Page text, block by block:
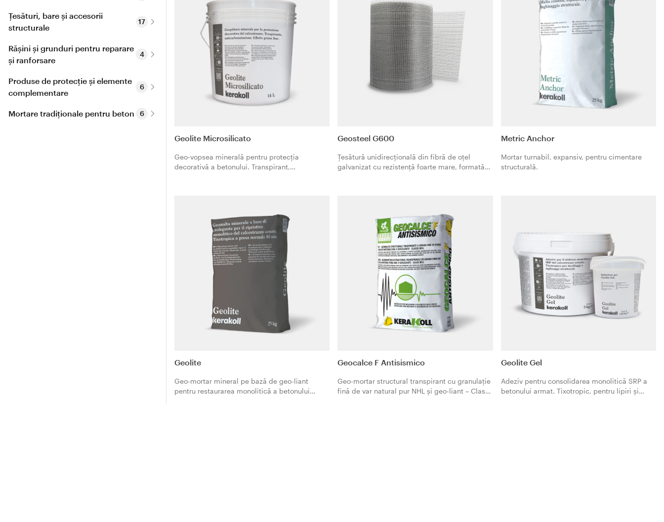
Țesături, bare și accesorii
structurale
17
Rășini și grunduri pentru reparare
și ranforsare
4
Produse de protecție și elemente
complementare
6
Mortare tradiționale pentru beton 6
Geolite Microsilicato
Geo-vopsea minerală pentru protecția
decorativă a betonului. Transpirant,
Geosteel G600
Țesătură unidirecțională din fibră de oțel
galvanizat cu rezistență foarte mare, formată
Geolite sau matrice organică Geolite Gel, în
funcție de cerințele proiectului și de pe șantier.
Metric Anchor
Mortar turnabil, expansiv, pentru cimentare
structurală.
Geolite
Geo-mortar mineral pe bază de geo-liant
pentru restaurarea monolitică a betonului
Geocalce F Antisismico
Geo-mortar structural transpirant cu granulație
fină de var natural pur NHL și geo-liant – Clasa
Geolite Gel
Adeziv pentru consolidarea monolitică SRP a
betonului armat. Tixotropic, pentru lipiri și